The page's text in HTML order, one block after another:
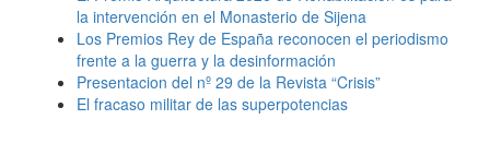
la intervención en el Monasterio de Sijena
Los Premios Rey de España reconocen el periodismo
frente a la guerra y la desinformación
Presentacion del nº 29 de la Revista “Crisis”
El fracaso militar de las superpotencias